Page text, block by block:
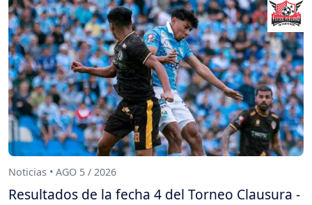
Noticias • AGO 5 / 2026
Resultados de la fecha 4 del Torneo Clausura -